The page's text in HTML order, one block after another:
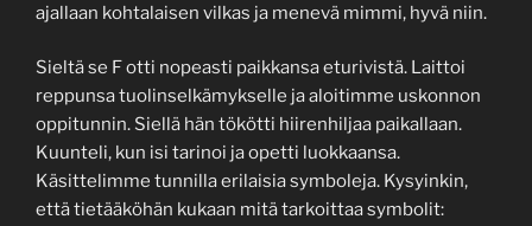
ajallaan kohtalaisen vilkas ja menevä mimmi, hyvä niin.
Sieltä se F otti nopeasti paikkansa eturivistä. Laittoi
reppunsa tuolinselkämykselle ja aloitimme uskonnon
oppitunnin. Siellä hän tökötti hiirenhiljaa paikallaan.
Kuunteli, kun isi tarinoi ja opetti luokkaansa.
Käsittelimme tunnilla erilaisia symboleja. Kysyinkin,
että tietääköhän kukaan mitä tarkoittaa symbolit: